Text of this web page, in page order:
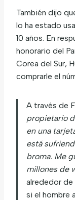
También dijo
lo ha estado
10 años. En
honorario del
Corea del Sur,
comprarle el
A través de
propietario
en una
está
broma. Me
millones de
alrededor
si el hombre